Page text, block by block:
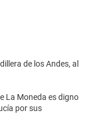
de los Andes, al
La Moneda es digno
por sus